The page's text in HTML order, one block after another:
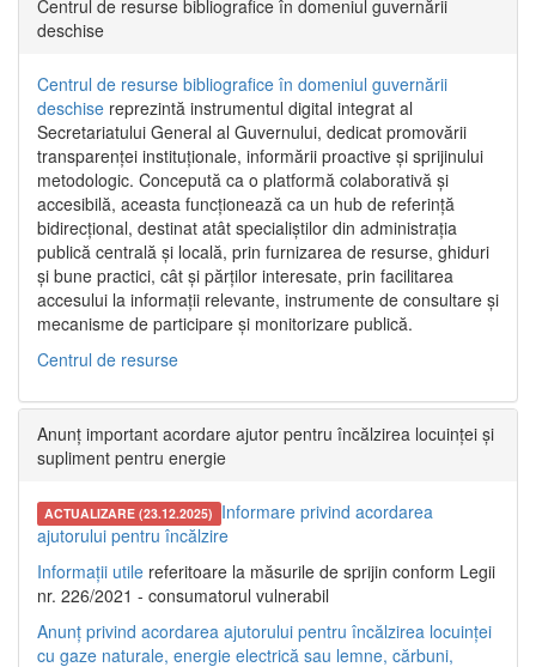
Centrul de resurse bibliografice în domeniul guvernării
deschise
Centrul de resurse bibliografice în domeniul guvernării
deschise reprezintă instrumentul digital integrat al
Secretariatului General al Guvernului, dedicat promovării
transparenței instituționale, informării proactive și sprijinului
metodologic. Concepută ca o platformă colaborativă și
accesibilă, aceasta funcționează ca un hub de referință
bidirecțional, destinat atât specialiștilor din administrația
publică centrală și locală, prin furnizarea de resurse, ghiduri
și bune practici, cât și părților interesate, prin facilitarea
accesului la informații relevante, instrumente de consultare și
mecanisme de participare și monitorizare publică.
Centrul de resurse
Anunț important acordare ajutor pentru încălzirea locuinței și
supliment pentru energie
ACTUALIZARE (23.12.2025) Informare privind acordarea
ajutorului pentru încălzire
Informații utile referitoare la măsurile de sprijin conform Legii
nr. 226/2021 - consumatorul vulnerabil
Anunț privind acordarea ajutorului pentru încălzirea locuinței
cu gaze naturale, energie electrică sau lemne, cărbuni,